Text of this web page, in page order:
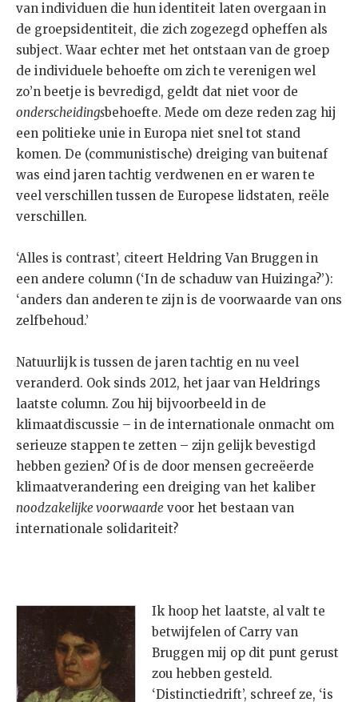
van individuen die hun identiteit laten overgaan in
de groepsidentiteit, die zich zogezegd opheffen als
subject. Waar echter met het ontstaan van de groep
de individuele behoefte om zich te verenigen wel
zo’n beetje is bevredigd, geldt dat niet voor de
onderscheidingsbehoefte. Mede om deze reden zag hij
een politieke unie in Europa niet snel tot stand
komen. De (communistische) dreiging van buitenaf
was eind jaren tachtig verdwenen en er waren te
veel verschillen tussen de Europese lidstaten, reële
verschillen.
‘Alles is contrast’, citeert Heldring Van Bruggen in
een andere column (‘In de schaduw van Huizinga?’):
‘anders dan anderen te zijn is de voorwaarde van ons
zelfbehoud.’
Natuurlijk is tussen de jaren tachtig en nu veel
veranderd. Ook sinds 2012, het jaar van Heldrings
laatste column. Zou hij bijvoorbeeld in de
klimaatdiscussie – in de internationale onmacht om
serieuze stappen te zetten – zijn gelijk bevestigd
hebben gezien? Of is de door mensen gecreëerde
klimaatverandering een dreiging van het kaliber
noodzakelijke voorwaarde voor het bestaan van
internationale solidariteit?
Ik hoop het laatste, al valt te
betwijfelen of Carry van
Bruggen mij op dit punt gerust
zou hebben gesteld.
‘Distinctiedrift’, schreef ze, ‘is